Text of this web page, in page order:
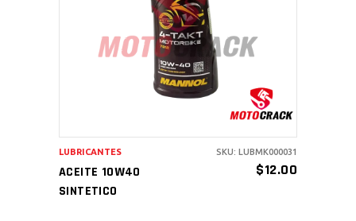
AÑADIR AL CARRITO
ACEITE 10W40
SINTETICO
$12.00
LUBRICANTES SKU: LUBMK000031